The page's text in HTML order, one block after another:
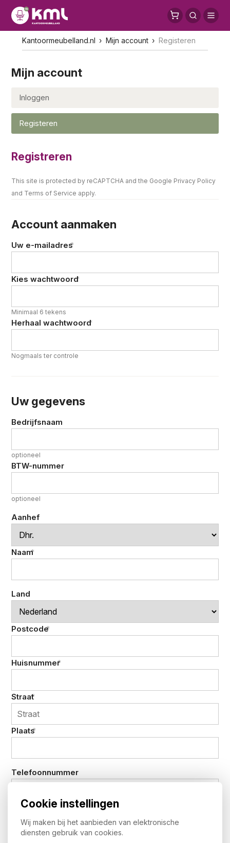
Kantoormeubelland.nl Mijn account Registeren
Mijn account
Inloggen
Registeren
Registreren
This site is protected by reCAPTCHA and the Google Privacy Policy
and Terms of Service apply.
Account aanmaken
Uw e-mailadres
*
Kies wachtwoord
*
Minimaal 6 tekens
Herhaal wachtwoord
*
Nogmaals ter controle
Uw gegevens
Bedrijfsnaam
optioneel
BTW-nummer
optioneel
Aanhef
Naam
*
Land
Postcode
*
Huisnummer*
Straat
*
Plaats
*
Telefoonnummer
Cookie instellingen
Wij maken bij het aanbieden van elektronische
diensten gebruik van cookies.